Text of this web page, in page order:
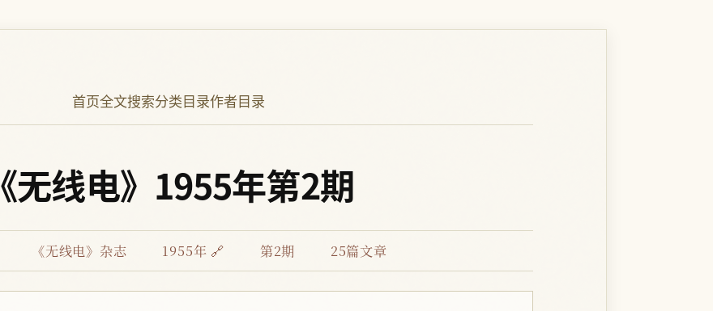
首页全文搜索分类目录作者目录
《无线电》1955年第2期
《无线电》杂志 1955年 🔗 第2期 25篇文章